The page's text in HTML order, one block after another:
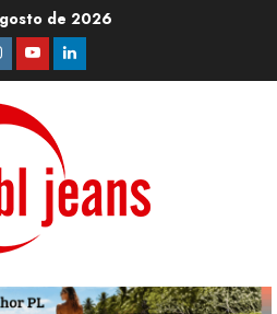
de 2026
YoutubeLinkedin